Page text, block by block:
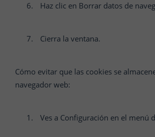
Haz clic en Borrar datos de
Cierra la ventana.
Cómo evitar que las cookies se
navegador web:
Ves a Configuración en el menú